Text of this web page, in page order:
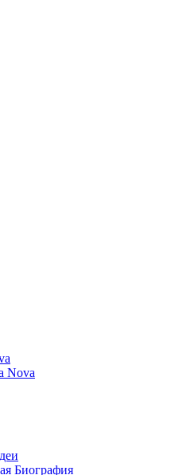
Nova
Биография